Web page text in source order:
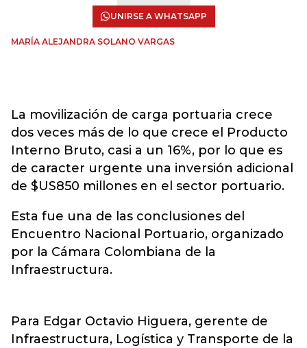
UNIRSE A WHATSAPP
MARÍA ALEJANDRA SOLANO VARGAS
La movilización de carga portuaria crece
dos veces más de lo que crece el Producto
Interno Bruto, casi a un 16%, por lo que es
de caracter urgente una inversión adicional
de $US850 millones en el sector portuario.
Esta fue una de las conclusiones del
Encuentro Nacional Portuario, organizado
por la Cámara Colombiana de la
Infraestructura.
Para Edgar Octavio Higuera, gerente de
Infraestructura, Logística y Transporte de la